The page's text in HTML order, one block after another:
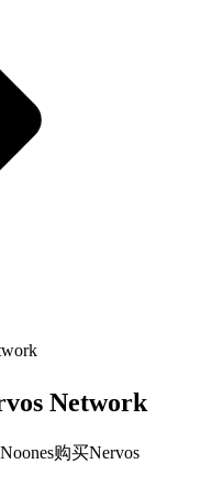
Network
购买Nervos